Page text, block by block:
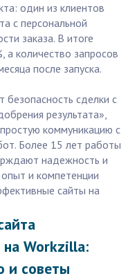
один из клиентов
с персональной
заказа. В итоге
а количество запросов
после запуска.
безопасность сделки с
результата»,
коммуникацию с
Более 15 лет работы
надежность и
и компетенции
сайты на
Workzilla:
и советы